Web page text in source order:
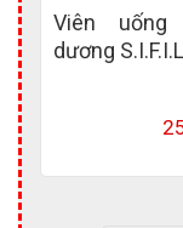
Giá
gốc
là:
900.000 ₫.
Giá
hiện
tại
là:
400.000 ₫.
Viên uống
dương